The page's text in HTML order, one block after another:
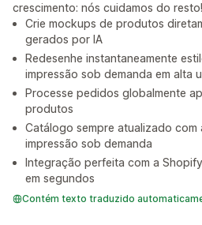
crescimento: nós cuidamos do resto!
Crie mockups de produtos
gerados por IA
Redesenhe instantaneamente
impressão sob demanda em alta
Processe pedidos globalmente
produtos
Catálogo sempre atualizado com
impressão sob demanda
Integração perfeita com a
em segundos
Contém texto traduzido